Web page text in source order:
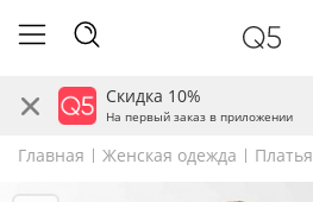
Скидка 10%
На первый заказ в приложении
Главная Женская одежда Платья